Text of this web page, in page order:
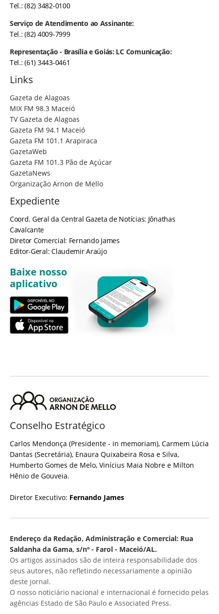
Tel.: (82) 3482-0100
Serviço de Atendimento ao Assinante:
Tel.: (82) 4009-7999
Representação - Brasília e Goiás: LC Comunicação:
Tel.: (61) 3443-0461
Links
Gazeta de Alagoas
MIX FM 98.3 Maceió
TV Gazeta de Alagoas
Gazeta FM 94.1 Maceió
Gazeta FM 101.1 Arapiraca
GazetaWeb
Gazeta FM 101.3 Pão de Açúcar
GazetaNews
Organização Arnon de Mello
Expediente
Coord. Geral da Central Gazeta de Notícias: Jônathas
Cavalcante
Diretor Comercial: Fernando James
Editor-Geral: Claudemir Araújo
Baixe nosso
aplicativo
Conselho Estratégico
Carlos Mendonça (Presidente - in memoriam), Carmem Lúcia
Dantas (Secretária), Enaura Quixabeira Rosa e Silva,
Humberto Gomes de Melo, Vinícius Maia Nobre e Milton
Hênio de Gouveia.
Diretor Executivo: Fernando James
Endereço da Redação, Administração e Comercial: Rua
Saldanha da Gama, s/nº - Farol - Maceió/AL.
Os artigos assinados são de inteira responsabilidade dos
seus autores, não refletindo necessariamente a opinião
deste jornal.
O nosso noticiário nacional e internacional é fornecido pelas
agências Estado de São Paulo e Associated Press.